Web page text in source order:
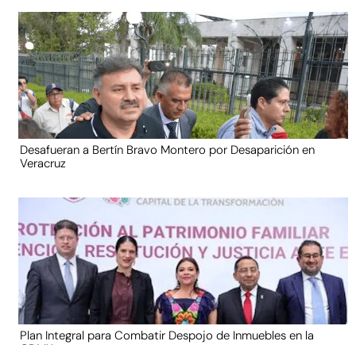
Desafueran a Bertín Bravo Montero por Desaparición en
Veracruz
Plan Integral para Combatir Despojo de Inmuebles en la